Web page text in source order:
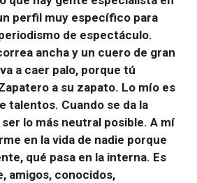
perfil muy específico para
de espectáculo.
ancha y un cuero de gran
a caer palo, porque tú
a su zapato. Lo mío es
talentos. Cuando se da la
lo más neutral posible. A mí
en la vida de nadie porque
qué pasa en la interna. Es
amigos, conocidos,